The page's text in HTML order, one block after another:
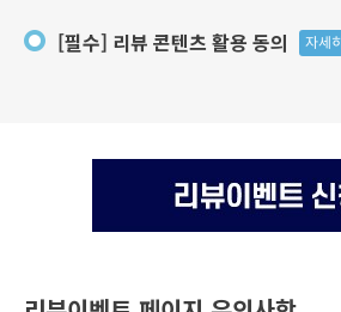
[필수] 리뷰 콘텐츠 활용 동의 자세